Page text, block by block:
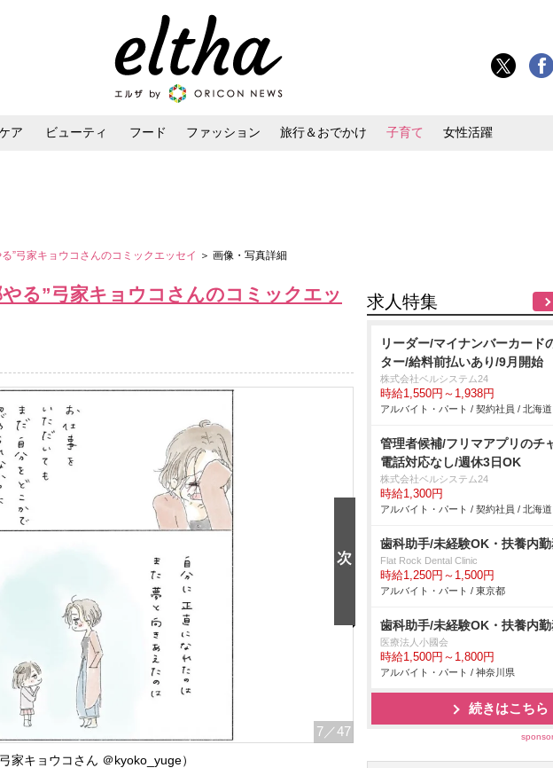
ア ビューティ フード ファッション 旅行＆おでかけ 子育て 女性活躍
”弓家キョウコさんのコミックエッセイ ＞ 画像・写真詳細
る”弓家キョウコさんのコミックエッ
7 ／47
家キョウコさん ＠kyoko_yuge）
求人特集
リーダー/マイナンバーカード
ター/給料前払いあり/9月開始
株式会社ベルシステム24
時給1,550円～1,938円
アルバイト・パート / 契約社員 / 北海道
管理者候補/フリマアプリのチ
電話対応なし/週休3日OK
株式会社ベルシステム24
時給1,300円
アルバイト・パート / 契約社員 / 北海道
歯科助手/未経験OK・扶養内
Flat Rock Dental Clinic
時給1,250円～1,500円
アルバイト・パート / 東京都
歯科助手/未経験OK・扶養内
医療法人小國会
時給1,500円～1,800円
アルバイト・パート / 神奈川県
続きはこちら